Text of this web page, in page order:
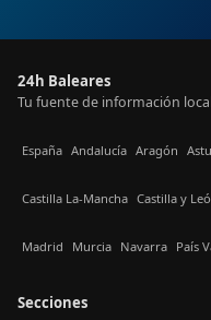
24h Baleares
Tu fuente de información
España Andalucía Aragón
Castilla La-Mancha Castilla y
Madrid Murcia Navarra País
Secciones